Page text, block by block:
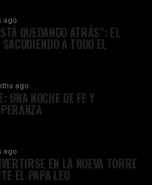
ago
QUEDANDO ATRÁS”: EL
A TODO EL
ago
UNA NOCHE DE FE Y
ago
EN LA NUEVA TORRE
EL PAPA LEO